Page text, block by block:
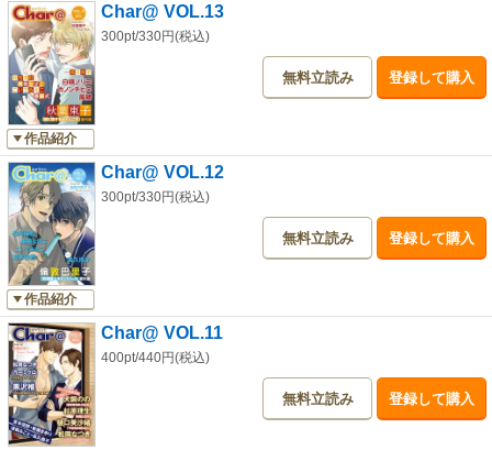
作品紹介
Char@ VOL.13
300pt/330円(税込)
無料立読み 登録して購入
作品紹介
Char@ VOL.12
300pt/330円(税込)
無料立読み 登録して購入
Char@ VOL.11
400pt/440円(税込)
無料立読み 登録して購入